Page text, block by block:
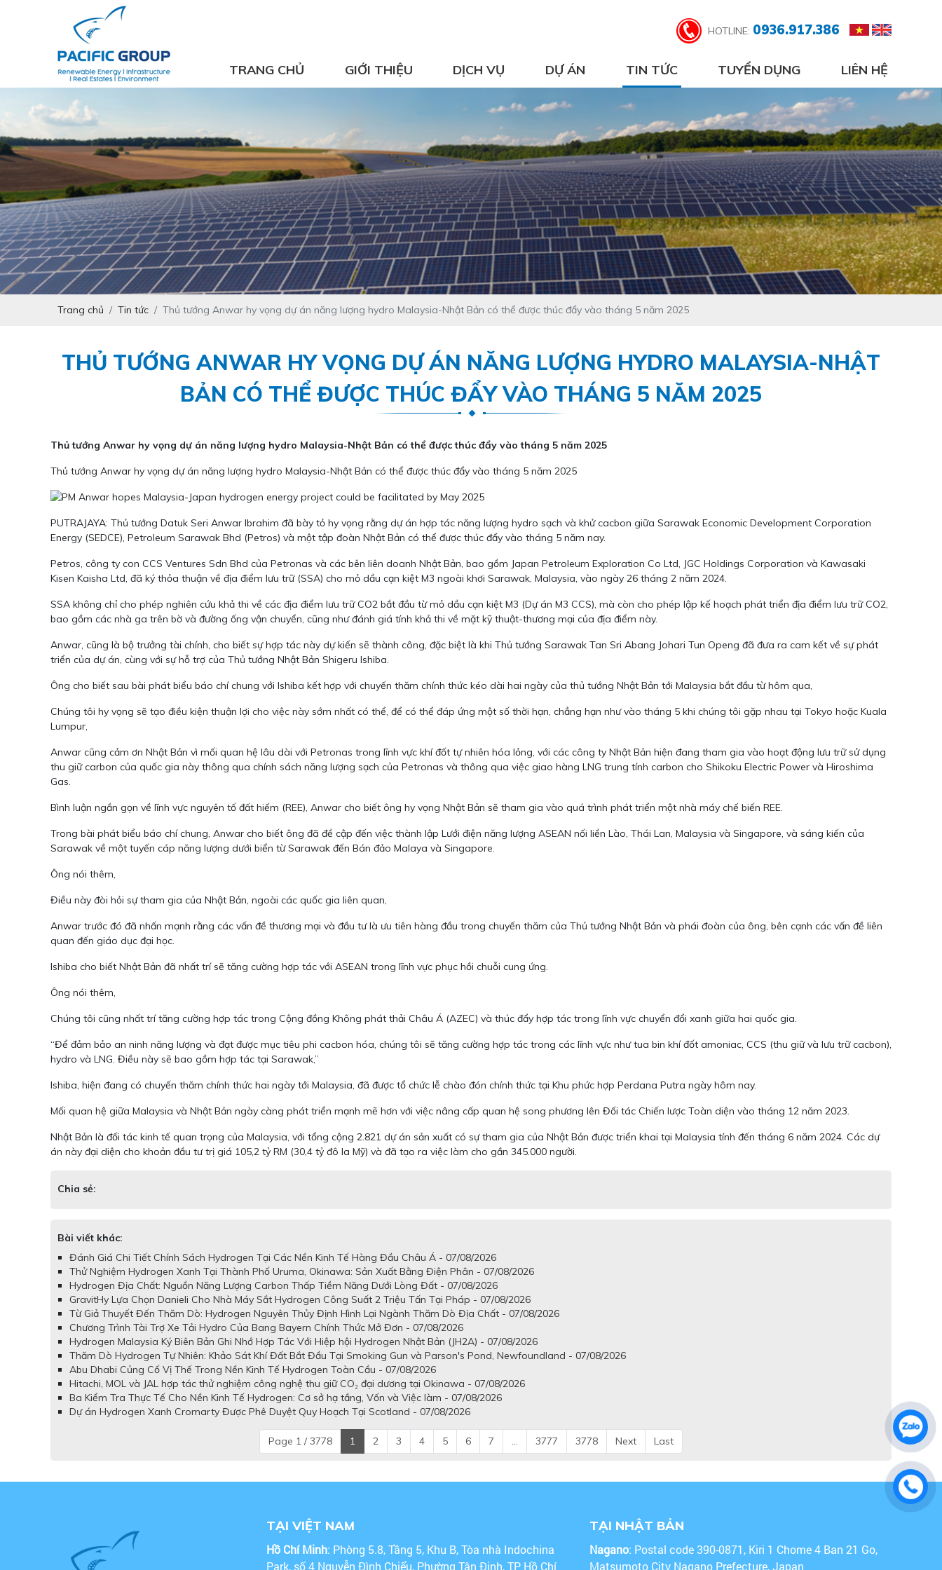
HOTLINE: 0936.917.386
TRANG CHỦ GIỚI THIỆU DỊCH VỤ DỰ ÁN TIN TỨC TUYỂN DỤNG LIÊN HỆ
Trang chủ Tin tức Thủ tướng Anwar hy vọng dự án năng lượng hydro Malaysia-Nhật Bản có thể được thúc đẩy vào tháng 5 năm 2025
THỦ TƯỚNG ANWAR HY VỌNG DỰ ÁN NĂNG LƯỢNG HYDRO MALAYSIA-NHẬT
BẢN CÓ THỂ ĐƯỢC THÚC ĐẨY VÀO THÁNG 5 NĂM 2025
Thủ tướng Anwar hy vọng dự án năng lượng hydro Malaysia-Nhật Bản có thể được thúc đẩy vào tháng 5 năm 2025
Thủ tướng Anwar hy vọng dự án năng lượng hydro Malaysia-Nhật Bản có thể được thúc đẩy vào tháng 5 năm 2025
PUTRAJAYA: Thủ tướng Datuk Seri Anwar Ibrahim đã bày tỏ hy vọng rằng dự án hợp tác năng lượng hydro sạch và khử cacbon giữa Sarawak Economic Development Corporation
Energy (SEDCE), Petroleum Sarawak Bhd (Petros) và một tập đoàn Nhật Bản có thể được thúc đẩy vào tháng 5 năm nay.
Petros, công ty con CCS Ventures Sdn Bhd của Petronas và các bên liên doanh Nhật Bản, bao gồm Japan Petroleum Exploration Co Ltd, JGC Holdings Corporation và Kawasaki
Kisen Kaisha Ltd, đã ký thỏa thuận về địa điểm lưu trữ (SSA) cho mỏ dầu cạn kiệt M3 ngoài khơi Sarawak, Malaysia, vào ngày 26 tháng 2 năm 2024.
SSA không chỉ cho phép nghiên cứu khả thi về các địa điểm lưu trữ CO2 bắt đầu từ mỏ dầu cạn kiệt M3 (Dự án M3 CCS), mà còn cho phép lập kế hoạch phát triển địa điểm lưu trữ CO2,
bao gồm các nhà ga trên bờ và đường ống vận chuyển, cũng như đánh giá tính khả thi về mặt kỹ thuật-thương mại của địa điểm này.
Anwar, cũng là bộ trưởng tài chính, cho biết sự hợp tác này dự kiến ​​sẽ thành công, đặc biệt là khi Thủ tướng Sarawak Tan Sri Abang Johari Tun Openg đã đưa ra cam kết về sự phát
triển của dự án, cùng với sự hỗ trợ của Thủ tướng Nhật Bản Shigeru Ishiba.
Ông cho biết sau bài phát biểu báo chí chung với Ishiba kết hợp với chuyến thăm chính thức kéo dài hai ngày của thủ tướng Nhật Bản tới Malaysia bắt đầu từ hôm qua,
Chúng tôi hy vọng sẽ tạo điều kiện thuận lợi cho việc này sớm nhất có thể, để có thể đáp ứng một số thời hạn, chẳng hạn như vào tháng 5 khi chúng tôi gặp nhau tại Tokyo hoặc Kuala
Lumpur,
Anwar cũng cảm ơn Nhật Bản vì mối quan hệ lâu dài với Petronas trong lĩnh vực khí đốt tự nhiên hóa lỏng, với các công ty Nhật Bản hiện đang tham gia vào hoạt động lưu trữ sử dụng
thu giữ carbon của quốc gia này thông qua chính sách năng lượng sạch của Petronas và thông qua việc giao hàng LNG trung tính carbon cho Shikoku Electric Power và Hiroshima
Gas.
Bình luận ngắn gọn về lĩnh vực nguyên tố đất hiếm (REE), Anwar cho biết ông hy vọng Nhật Bản sẽ tham gia vào quá trình phát triển một nhà máy chế biến REE.
Trong bài phát biểu báo chí chung, Anwar cho biết ông đã đề cập đến việc thành lập Lưới điện năng lượng ASEAN nối liền Lào, Thái Lan, Malaysia và Singapore, và sáng kiến ​​của
Sarawak về một tuyến cáp năng lượng dưới biển từ Sarawak đến Bán đảo Malaya và Singapore.
Ông nói thêm,
Điều này đòi hỏi sự tham gia của Nhật Bản, ngoài các quốc gia liên quan,
Anwar trước đó đã nhấn mạnh rằng các vấn đề thương mại và đầu tư là ưu tiên hàng đầu trong chuyến thăm của Thủ tướng Nhật Bản và phái đoàn của ông, bên cạnh các vấn đề liên
quan đến giáo dục đại học.
Ishiba cho biết Nhật Bản đã nhất trí sẽ tăng cường hợp tác với ASEAN trong lĩnh vực phục hồi chuỗi cung ứng.
Ông nói thêm,
Chúng tôi cũng nhất trí tăng cường hợp tác trong Cộng đồng Không phát thải Châu Á (AZEC) và thúc đẩy hợp tác trong lĩnh vực chuyển đổi xanh giữa hai quốc gia.
“Để đảm bảo an ninh năng lượng và đạt được mục tiêu phi cacbon hóa, chúng tôi sẽ tăng cường hợp tác trong các lĩnh vực như tua bin khí đốt amoniac, CCS (thu giữ và lưu trữ cacbon),
hydro và LNG. Điều này sẽ bao gồm hợp tác tại Sarawak,”
Ishiba, hiện đang có chuyến thăm chính thức hai ngày tới Malaysia, đã được tổ chức lễ chào đón chính thức tại Khu phức hợp Perdana Putra ngày hôm nay.
Mối quan hệ giữa Malaysia và Nhật Bản ngày càng phát triển mạnh mẽ hơn với việc nâng cấp quan hệ song phương lên Đối tác Chiến lược Toàn diện vào tháng 12 năm 2023.
Nhật Bản là đối tác kinh tế quan trọng của Malaysia, với tổng cộng 2.821 dự án sản xuất có sự tham gia của Nhật Bản được triển khai tại Malaysia tính đến tháng 6 năm 2024. Các dự
án này đại diện cho khoản đầu tư trị giá 105,2 tỷ RM (30,4 tỷ đô la Mỹ) và đã tạo ra việc làm cho gần 345.000 người.
Chia sẻ:
Bài viết khác:
Đánh Giá Chi Tiết Chính Sách Hydrogen Tại Các Nền Kinh Tế Hàng Đầu Châu Á - 07/08/2026
Thử Nghiệm Hydrogen Xanh Tại Thành Phố Uruma, Okinawa: Sản Xuất Bằng Điện Phân - 07/08/2026
Hydrogen Địa Chất: Nguồn Năng Lượng Carbon Thấp Tiềm Năng Dưới Lòng Đất - 07/08/2026
GravitHy Lựa Chọn Danieli Cho Nhà Máy Sắt Hydrogen Công Suất 2 Triệu Tấn Tại Pháp - 07/08/2026
Từ Giả Thuyết Đến Thăm Dò: Hydrogen Nguyên Thủy Định Hình Lại Ngành Thăm Dò Địa Chất - 07/08/2026
Chương Trình Tài Trợ Xe Tải Hydro Của Bang Bayern Chính Thức Mở Đơn - 07/08/2026
Hydrogen Malaysia Ký Biên Bản Ghi Nhớ Hợp Tác Với Hiệp hội Hydrogen Nhật Bản (JH2A) - 07/08/2026
Thăm Dò Hydrogen Tự Nhiên: Khảo Sát Khí Đất Bắt Đầu Tại Smoking Gun và Parson's Pond, Newfoundland - 07/08/2026
Abu Dhabi Củng Cố Vị Thế Trong Nền Kinh Tế Hydrogen Toàn Cầu - 07/08/2026
Hitachi, MOL và JAL hợp tác thử nghiệm công nghệ thu giữ CO₂ đại dương tại Okinawa - 07/08/2026
Ba Kiểm Tra Thực Tế Cho Nền Kinh Tế Hydrogen: Cơ sở hạ tầng, Vốn và Việc làm - 07/08/2026
Dự án Hydrogen Xanh Cromarty Được Phê Duyệt Quy Hoạch Tại Scotland - 07/08/2026
Page 1 / 3778 1 2 3 4 5 6 7 ... 3777 3778 Next Last
TẠI VIỆT NAM
Hồ Chí Minh: Phòng 5.8, Tầng 5, Khu B, Tòa nhà Indochina
Park, số 4 Nguyễn Đình Chiểu, Phường Tân Định, TP Hồ Chí
TẠI NHẬT BẢN
Nagano: Postal code 390-0871, Kiri 1 Chome 4 Ban 21 Go,
Matsumoto City Nagano Prefecture, Japan